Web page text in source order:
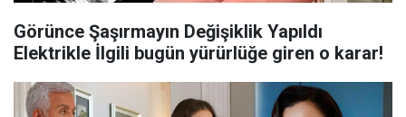
Görünce Şaşırmayın Değişiklik Yapıldı
Elektrikle İlgili bugün yürürlüğe giren o karar!